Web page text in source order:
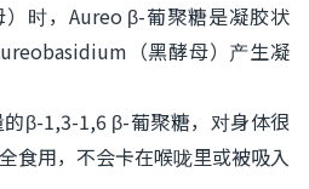
时，Aureo β-葡聚糖是凝胶状
（黑酵母）产生凝
β-1,3-1,6 β-葡聚糖，对身体很
食用，不会卡在喉咙里或被吸入